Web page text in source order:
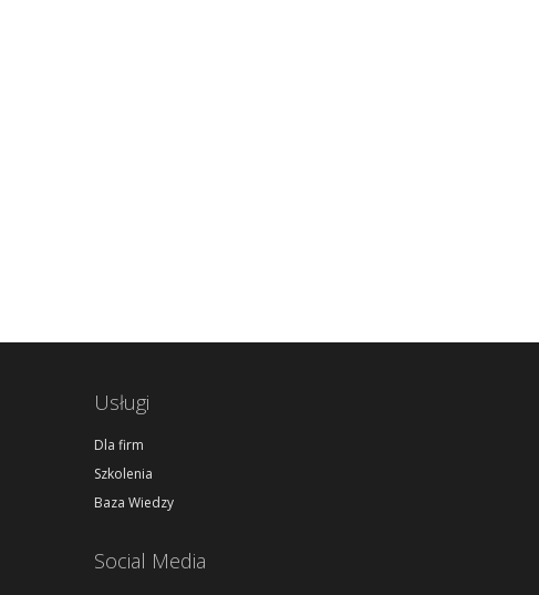
Usługi
Dla firm
Szkolenia
Baza Wiedzy
Social Media